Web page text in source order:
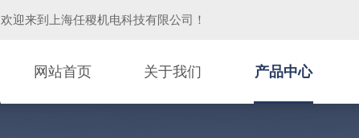
欢迎来到 上海任稷机电科技有限公司 ！
网站首页 关于我们 产品中心